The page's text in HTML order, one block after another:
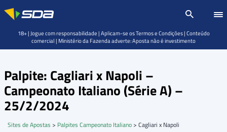
Palpite: Cagliari x Napoli –
Campeonato Italiano (Série A) –
25/2/2024
Sites de Apostas > Palpites Campeonato Italiano > Cagliari x Napoli
18+ | Jogue com responsabilidade | Aplicam-se os Termos e Condições | Conteúdo
comercial | Ministério da Fazenda adverte: Aposta não é investimento